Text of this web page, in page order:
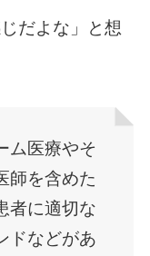
だよな」と想
ム医療やそ
師を含めた
者に適切な
ドなどがあ